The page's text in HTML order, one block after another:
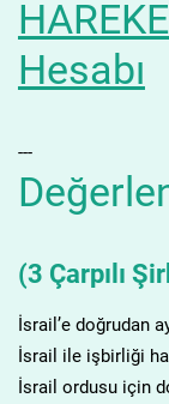
Hesabı
---
(3 Çarpılı
İsrail’e doğrudan
İsrail ile işbirliği
İsrail ordusu için